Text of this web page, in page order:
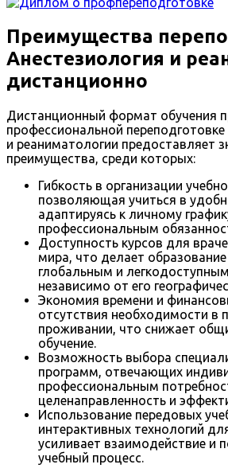
Преимущества
Анестезиология и
дистанционно
Дистанционный формат обучения
профессиональной переподготовке
и реаниматологии предоставляет
преимущества, среди которых:
Гибкость в организации
позволяющая учиться в
адаптируясь к личному
профессиональным
Доступность курсов для
мира, что делает
глобальным и
независимо от его
Экономия времени и
отсутствия необходимости в
проживании, что снижает
обучение.
Возможность выбора
программ, отвечающих
профессиональным
целенаправленность и
Использование передовых
интерактивных технологий
усиливает взаимодействие и
учебный процесс.